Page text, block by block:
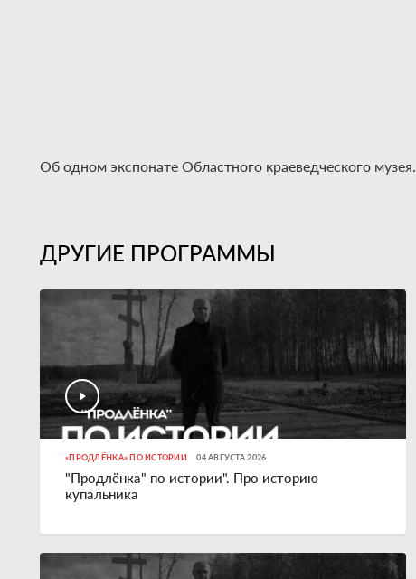
Об одном экспонате Областного краеведческого музея.
ДРУГИЕ ПРОГРАММЫ
«ПРОДЛЁНКА» ПО ИСТОРИИ 04 АВГУСТА 2026
"Продлёнка" по истории". Про историю
купальника